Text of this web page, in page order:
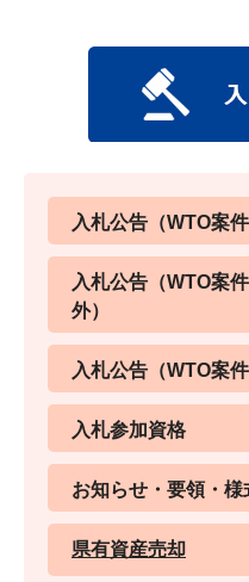
入札公告（WTO案件
入札公告（WTO案
外）
入札公告（WTO案
入札参加資格
お知らせ・要領・様
県有資産売却